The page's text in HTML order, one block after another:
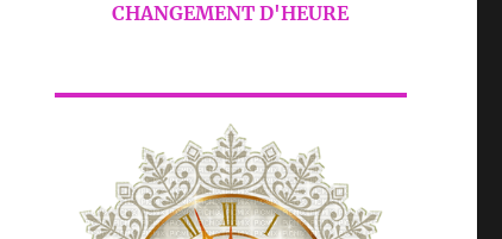
CHANGEMENT D'HEURE